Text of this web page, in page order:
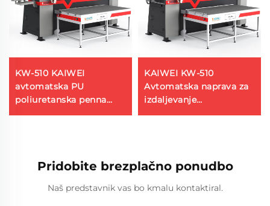
KW-510 KAIWEI
avtomatska PU
poliuretanska penna
zaklepna mašina za
KAIWEI KW-510
Avtomatska naprava za
izdaljevanje
Poliuretanska
Pridobite brezplačno ponudbo
Naš predstavnik vas bo kmalu kontaktiral.